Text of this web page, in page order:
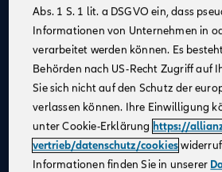
Allianz als starker Partnerund
Kein großer Kostenblock , da
notwendig
Fester Kundenstamm
Digitale Verkaufsinstrumente
KostenfreieUnterstützung
Fachspezialist:innen
Abs. 1 S. 1 lit. a DSGVO ein, dass
Informationen von Unternehmen in
verarbeitet werden können. Es
Behörden nach US-Recht Zugriff auf
Sie sich nicht auf den Schutz der
verlassen können. Ihre Einwilligung
unter Cookie-Erklärung https://
vertrieb/datenschutz/cookies
Informationen finden Sie in unserer